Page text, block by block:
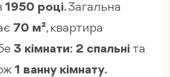
1950 році. Загальна
70 м², квартира
3 кімнати: 2 спальні та
1 ванну кімнату.